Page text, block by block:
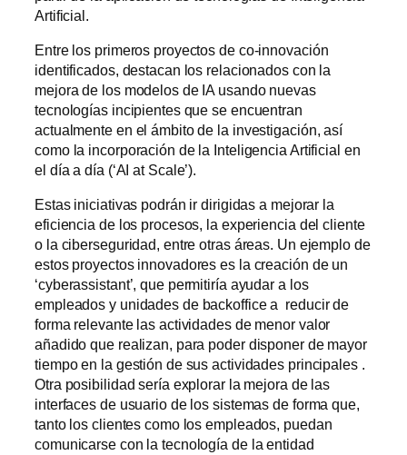
Artificial.
Entre los primeros proyectos de co-innovación
identificados, destacan los relacionados con la
mejora de los modelos de IA usando nuevas
tecnologías incipientes que se encuentran
actualmente en el ámbito de la investigación, así
como la incorporación de la Inteligencia Artificial en
el día a día (‘AI at Scale’).
Estas iniciativas podrán ir dirigidas a mejorar la
eficiencia de los procesos, la experiencia del cliente
o la ciberseguridad, entre otras áreas. Un ejemplo de
estos proyectos innovadores es la creación de un
‘cyberassistant’, que permitiría ayudar a los
empleados y unidades de backoffice a reducir de
forma relevante las actividades de menor valor
añadido que realizan, para poder disponer de mayor
tiempo en la gestión de sus actividades principales .
Otra posibilidad sería explorar la mejora de las
interfaces de usuario de los sistemas de forma que,
tanto los clientes como los empleados, puedan
comunicarse con la tecnología de la entidad